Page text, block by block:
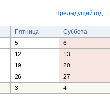
Предыдущий год|
Пятница Суббота
5 6
12 13
19 20
26 27
3 4